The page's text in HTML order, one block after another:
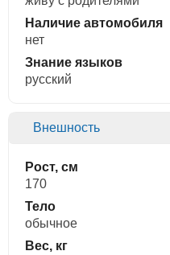
Наличие автомобиля
нет
Знание языков
русский
Внешность
Рост, см
170
Тело
обычное
Вес, кг